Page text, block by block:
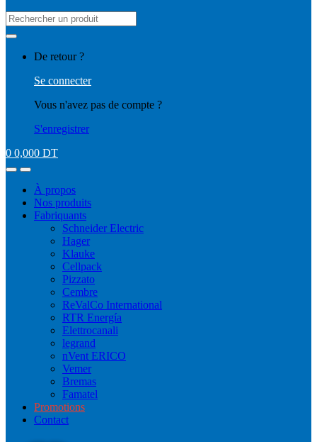
Search
for:
De retour ?
Se connecter
Vous n'avez pas de compte ?
S'enregistrer
0 0,000 DT
À propos
Nos produits
Fabriquants
Schneider Electric
Hager
Klauke
Cellpack
Pizzato
Cembre
ReValCo International
RTR Energía
Elettrocanali
legrand
nVent ERICO
Vemer
Bremas
Famatel
Promotions
Contact